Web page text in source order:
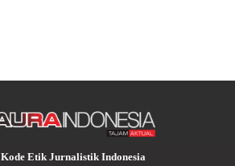
Kode Etik Jurnalistik Indonesia